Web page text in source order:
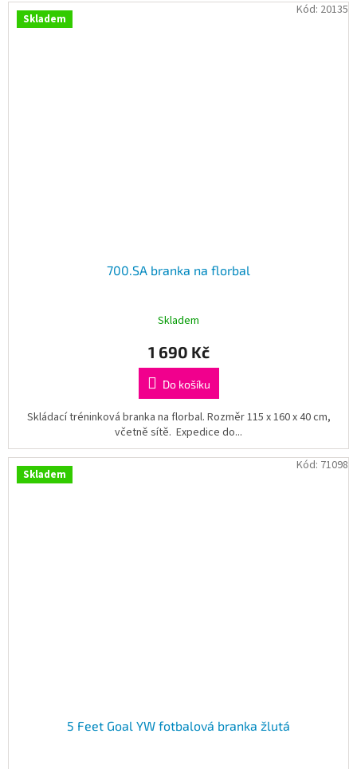
Skladem
700.SA branka na florbal
Skladem
1 690 Kč
Do košíku
Skládací tréninková branka na florbal. Rozměr 115 x 160 x 40 cm,
včetně sítě. Expedice do...
Kód: 20135
Skladem
5 Feet Goal YW fotbalová branka žlutá
Kód: 71098